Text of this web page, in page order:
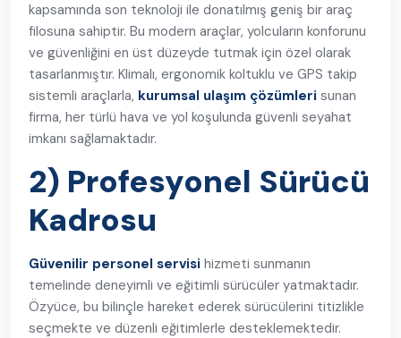
kapsamında son teknoloji ile donatılmış geniş bir araç
filosuna sahiptir. Bu modern araçlar, yolcuların konforunu
ve güvenliğini en üst düzeyde tutmak için özel olarak
tasarlanmıştır. Klimalı, ergonomik koltuklu ve GPS takip
sistemli araçlarla, kurumsal ulaşım çözümleri sunan
firma, her türlü hava ve yol koşulunda güvenli seyahat
imkanı sağlamaktadır.
2) Profesyonel Sürücü
Kadrosu
Güvenilir personel servisi hizmeti sunmanın
temelinde deneyimli ve eğitimli sürücüler yatmaktadır.
Özyüce, bu bilinçle hareket ederek sürücülerini titizlikle
seçmekte ve düzenli eğitimlerle desteklemektedir.